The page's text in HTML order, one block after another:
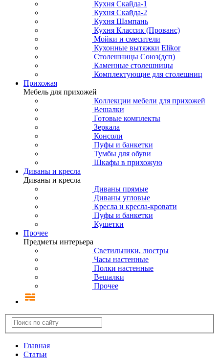
Кухня Скайда-1
Кухня Скайда-2
Кухня Шампань
Кухня Классик (Прованс)
Мойки и смесители
Кухонные вытяжки Elikor
Столешницы Союз(дсп)
Каменные столешницы
Комплектующие для столешниц
Прихожая
Мебель для прихожей
Коллекции мебели для прихожей
Вешалки
Готовые комплекты
Зеркала
Консоли
Пуфы и банкетки
Тумбы для обуви
Шкафы в прихожую
Диваны и кресла
Диваны и кресла
Диваны прямые
Диваны угловые
Кресла и кресла-кровати
Пуфы и банкетки
Кушетки
Прочее
Предметы интерьера
Светильники, люстры
Часы настенные
Полки настенные
Вешалки
Прочее
Главная
Статьи